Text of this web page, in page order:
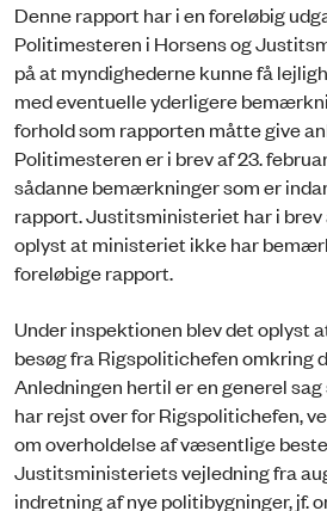
Denne rapport har i en foreløbig
Politimesteren i Horsens og
på at myndighederne kunne få
med eventuelle yderligere
forhold som rapporten måtte give
Politimesteren er i brev af 23.
sådanne bemærkninger som er
rapport. Justitsministeriet har i
oplyst at ministeriet ikke har
foreløbige rapport.
Under inspektionen blev det oplyst
besøg fra Rigspolitichefen omkring
Anledningen hertil er en generel
har rejst over for Rigspolitichefen,
om overholdelse af væsentlige
Justitsministeriets vejledning fra
indretning af nye politibygninger, jf.